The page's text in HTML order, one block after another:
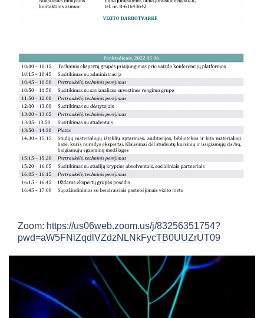
Zoom: https://us06web.zoom.us/j/83256351754?
pwd=aW5FNlZqdlVZdzNLNkFycTB0UUZrUT09